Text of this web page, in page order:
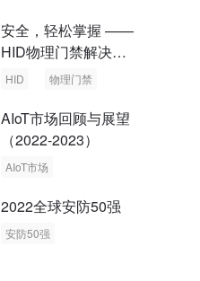
安全，轻松掌握 ——
HID物理门禁解决方
案，启动智慧安全新
HID 物理门禁
AIoT市场回顾与展望
（2022-2023）
AIoT市场
2022全球安防50强
安防50强